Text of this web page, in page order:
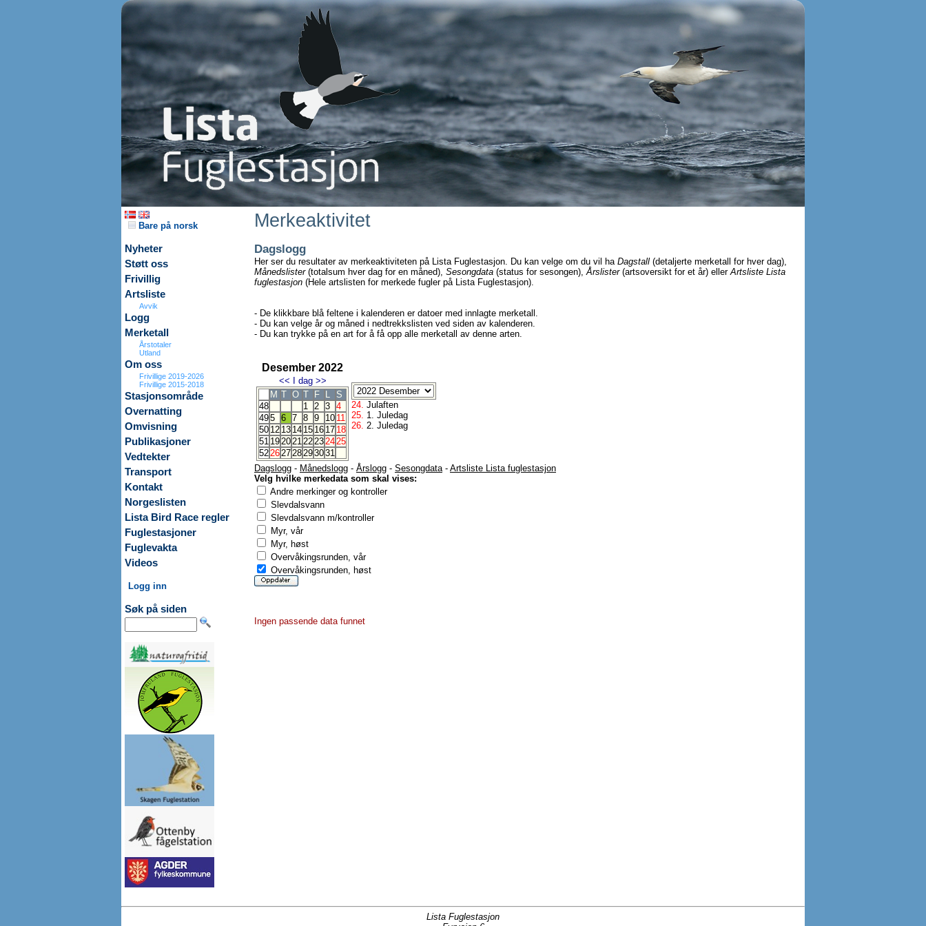
Bare på norsk
Nyheter
Støtt oss
Frivillig
Artsliste
Avvik
Logg
Merketall
Årstotaler
Utland
Om oss
Frivillige 2019-2026
Frivillige 2015-2018
Stasjonsområde
Overnatting
Omvisning
Publikasjoner
Vedtekter
Transport
Kontakt
Norgeslisten
Lista Bird Race regler
Fuglestasjoner
Fuglevakta
Videos
Logg inn
Søk på siden
Merkeaktivitet
Dagslogg
Her ser du resultater av merkeaktiviteten på Lista Fuglestasjon. Du kan velge om du vil ha Dagstall (detaljerte merketall for hver dag),
Månedslister(totalsum hver dag for en måned), Sesongdata (status for sesongen),Årslister(artsoversikt for et år) ellerArtsliste Lista
fuglestasjon (Hele artslisten for merkede fugler på Lista Fuglestasjon).
- De klikkbare blå feltene i kalenderen er datoer med innlagte merketall.
- Du kan velge år og måned i nedtrekkslisten ved siden av kalenderen.
- Du kan trykke på en art for å få opp alle merketall av denne arten.
Desember 2022
<< I dag >>
M T O T F L
S
48
1 2 3 4
495 6 7 8 9 10 11
50 12 13 14 15 16 17 18
51 19202122232425
52262728293031
24. Julaften
25. 1. Juledag
26. 2. Juledag
Dagslogg - Månedslogg - Årslogg - Sesongdata- Artsliste Lista fuglestasjon
Velg hvilke merkedata som skal vises:
Andre merkinger og kontroller
Slevdalsvann
Slevdalsvann m/kontroller
Myr, vår
Myr, høst
Overvåkingsrunden, vår
Overvåkingsrunden, høst
Ingen passende data funnet
Lista Fuglestasjon